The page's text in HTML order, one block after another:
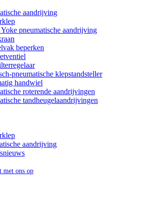
aandrijving
Yoke pneumatische aandrijving
beperken
pneumatische klepstandsteller
handwiel
roterende aandrijvingen
tandheugelaandrijvingen
aandrijving
met ons op